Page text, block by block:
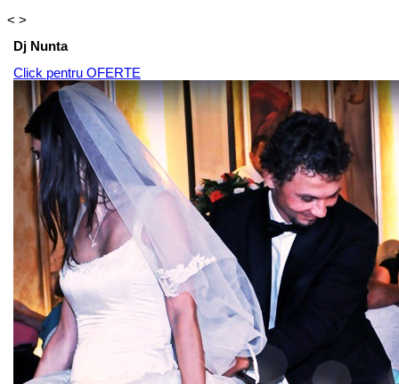
< >
Dj Nunta
Click pentru OFERTE